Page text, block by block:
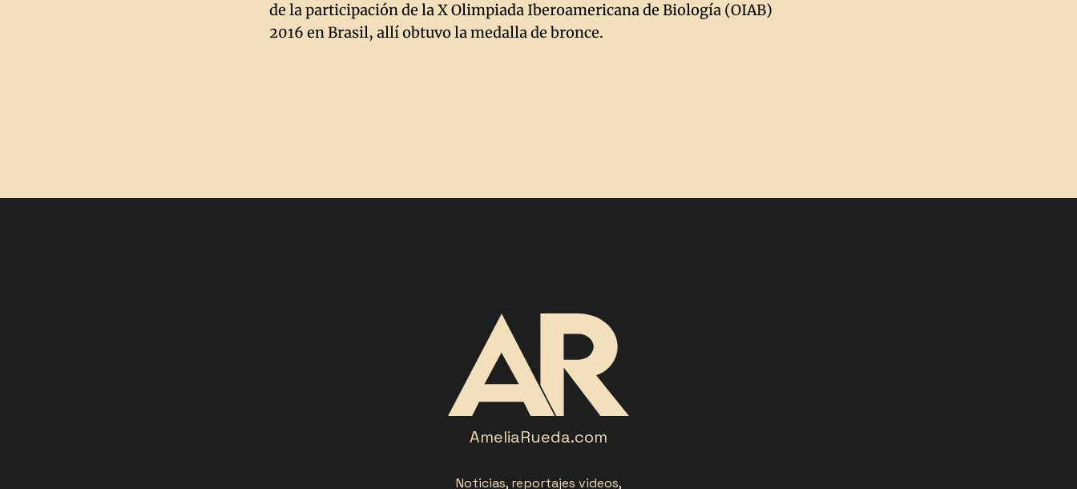
de la participación de la X Olimpiada Iberoamericana de Biología (OIAB)
2016 en Brasil, allí obtuvo la medalla de bronce.
AmeliaRueda.com
Noticias, reportajes videos,